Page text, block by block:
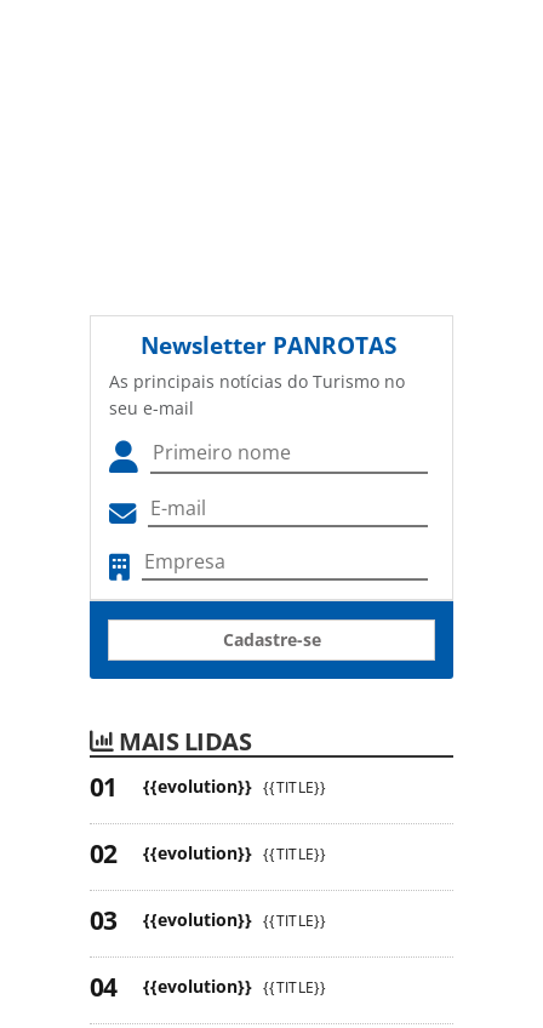
Newsletter PANROTAS
As principais notícias do Turismo no
seu e-mail
Cadastre-se
MAIS LIDAS
{{evolution}} {{TITLE}}
{{evolution}} {{TITLE}}
{{evolution}} {{TITLE}}
{{evolution}} {{TITLE}}